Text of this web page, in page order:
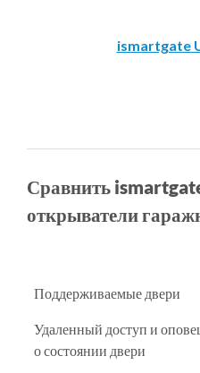
ismartgate
Сравнить
открыватели
Поддерживаемые двери
Удаленный доступ и
о состоянии двери